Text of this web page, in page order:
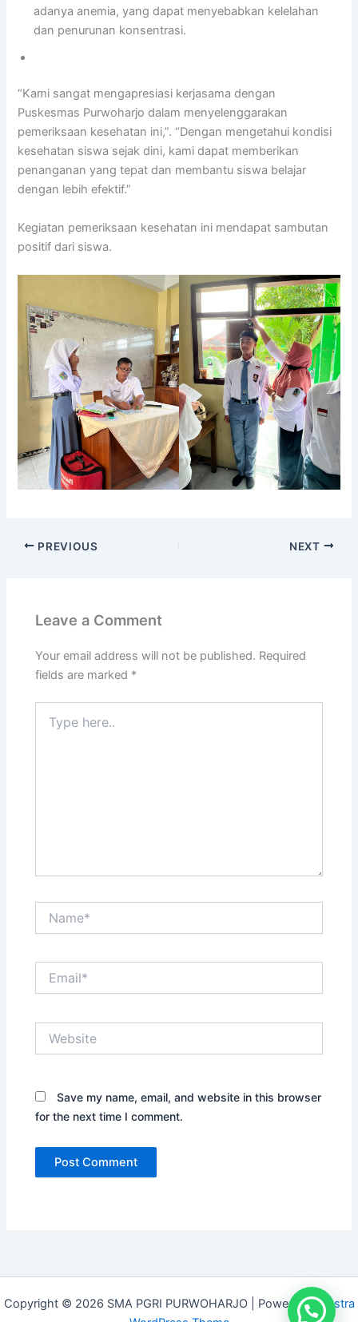
adanya anemia, yang dapat menyebabkan kelelahan
dan penurunan konsentrasi.
“Kami sangat mengapresiasi kerjasama dengan
Puskesmas Purwoharjo dalam menyelenggarakan
pemeriksaan kesehatan ini,”. “Dengan mengetahui kondisi
kesehatan siswa sejak dini, kami dapat memberikan
penanganan yang tepat dan membantu siswa belajar
dengan lebih efektif.”
Kegiatan pemeriksaan kesehatan ini mendapat sambutan
positif dari siswa.
PREVIOUS NEXT
Leave a Comment
Your email address will not be published. Required
fields are marked *
here..
Save my name, email, and website in this browser
for the next time I comment.
Copyright © 2026 SMA PGRI PURWOHARJO | Powered byAstra